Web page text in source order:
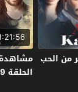
من الحب
الحلقة 9 مترجم